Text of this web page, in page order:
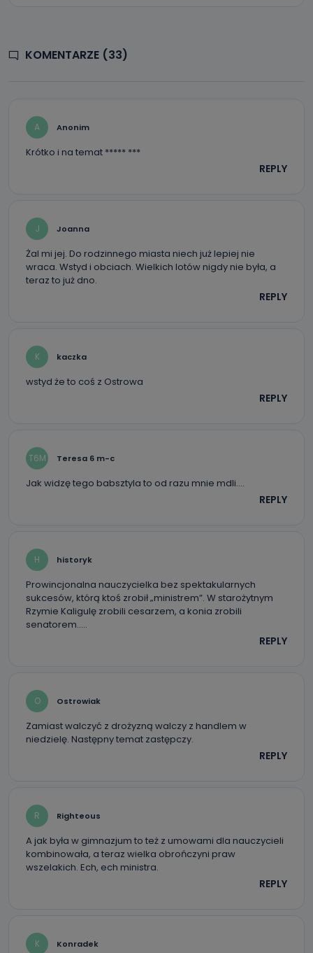
KOMENTARZE (33)
A Anonim
Krótko i na temat ***** ***
REPLY
J Joanna
Żal mi jej. Do rodzinnego miasta niech już lepiej nie
wraca. Wstyd i obciach. Wielkich lotów nigdy nie była, a
teraz to już dno.
REPLY
K kaczka
wstyd że to coś z Ostrowa
REPLY
T6M Teresa 6 m-c
Jak widzę tego babsztyla to od razu mnie mdli….
REPLY
H historyk
Prowincjonalna nauczycielka bez spektakularnych
sukcesów, którą ktoś zrobił „ministrem”. W starożytnym
Rzymie Kaligulę zrobili cesarzem, a konia zrobili
senatorem…..
REPLY
O Ostrowiak
Zamiast walczyć z drożyzną walczy z handlem w
niedzielę. Następny temat zastępczy.
REPLY
R Righteous
A jak była w gimnazjum to też z umowami dla nauczycieli
kombinowała, a teraz wielka obrończyni praw
wszelakich. Ech, ech ministra.
REPLY
K Konradek